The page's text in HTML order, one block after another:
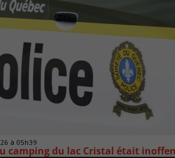
à 05h39
camping du lac Cristal était